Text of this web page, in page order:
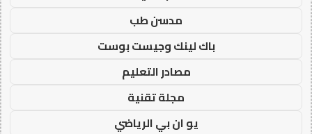
مدسن طب
باك لينك وجيست بوست
مصادر التعليم
مجلة تقنية
يو ان بي الرياضي